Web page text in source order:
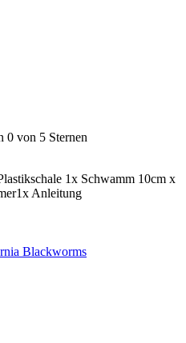
0 von 5 Sternen
1x Schwamm 10cm x
Anleitung